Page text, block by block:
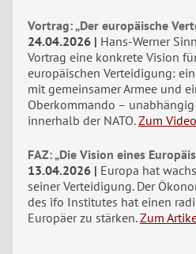
Vortrag: „Der europäische
24.04.2026
Hans-Werner
Vortrag eine konkrete Vision
europäischen Verteidigung:
mit gemeinsamer Armee und
Oberkommando –
innerhalb der NATO. Zum Video
FAZ: „Die Vision eines
13.04.2026
Europa hat
seiner Verteidigung. Der
des ifo Institutes hat einen
Europäer zu stärken. Zum